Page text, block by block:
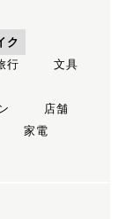
ク
行
文具
店舗
家電